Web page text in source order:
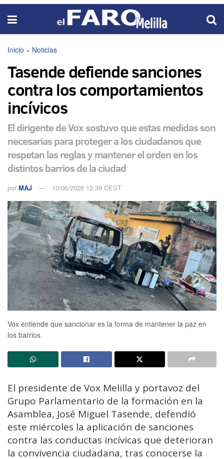
Inicio » Noticias
Tasende defiende sanciones
contra los comportamientos
incívicos
El dirigente de Vox sostuvo que estas medidas son
necesarias para proteger a los ciudadanos que
respetan las reglas y mantener el orden en los
distintos barrios de la ciudad
por MAJ 10/06/2026 12:39 CEST
Vox entiende que sancionar es la forma de mantener la paz en
los barrios
El presidente de Vox Melilla y portavoz del
Grupo Parlamentario de la formación en la
Asamblea, José Miguel Tasende, defendió
este miércoles la aplicación de sanciones
contra las conductas incívicas que deterioran
la convivencia ciudadana, tras conocerse la